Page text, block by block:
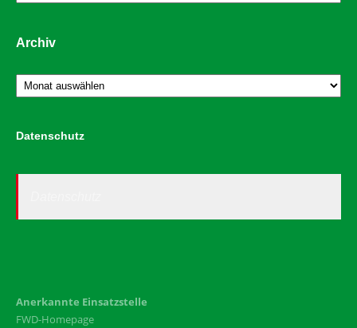
Archiv
Archiv
Datenschutz
Anerkannte Einsatzstelle
FWD-Homepage